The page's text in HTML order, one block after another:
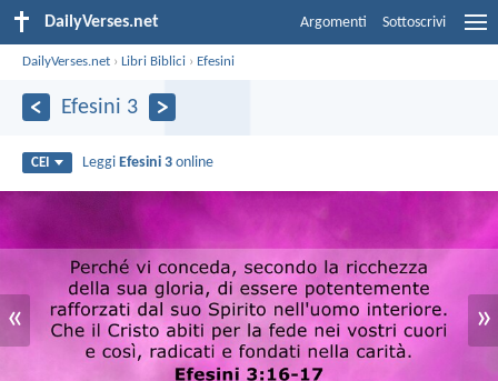
DailyVerses.net Argomenti Sottoscrivi
DailyVerses.net ›Libri Biblici › Efesini
Efesini 3
CEI Leggi Efesini 3 online
« »